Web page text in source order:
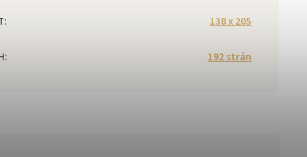
: 138 x 205
: 192 strán